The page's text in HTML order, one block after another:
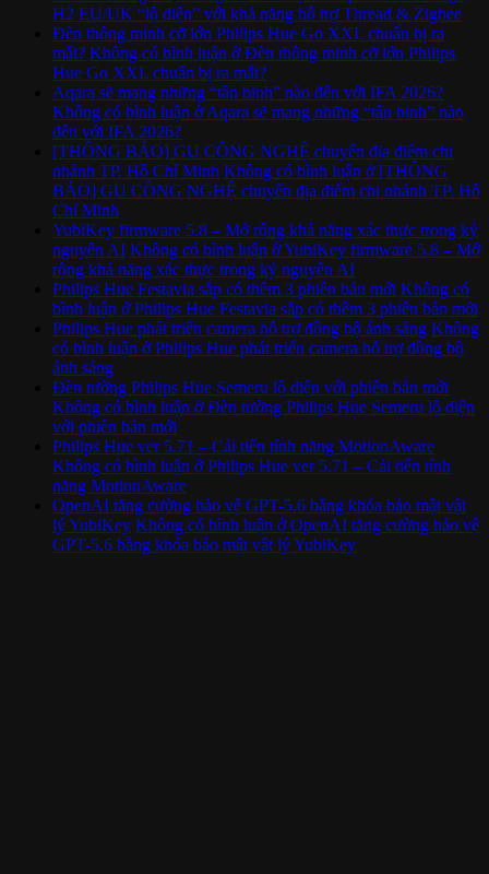
H2 EU/UK “lộ diện” với khả năng hỗ trợ Thread & Zigbee
Đèn thông minh cỡ lớn Philips Hue Go XXL chuẩn bị ra
mắt? Không có bình luận ở Đèn thông minh cỡ lớn Philips
Hue Go XXL chuẩn bị ra mắt?
Aqara sẽ mang những “tân binh” nào đến với IFA 2026?
Không có bình luận ở Aqara sẽ mang những “tân binh” nào
đến với IFA 2026?
[THÔNG BÁO] GU CÔNG NGHỆ chuyển địa điểm chi
nhánh TP. Hồ Chí Minh Không có bình luận ở [THÔNG
BÁO] GU CÔNG NGHỆ chuyển địa điểm chi nhánh TP. Hồ
Chí Minh
YubiKey firmware 5.8 – Mở rộng khả năng xác thực trong kỷ
nguyên AI Không có bình luận ở YubiKey firmware 5.8 – Mở
rộng khả năng xác thực trong kỷ nguyên AI
Philips Hue Festavia sắp có thêm 3 phiên bản mới Không có
bình luận ở Philips Hue Festavia sắp có thêm 3 phiên bản mới
Philips Hue phát triển camera hỗ trợ đồng bộ ánh sáng Không
có bình luận ở Philips Hue phát triển camera hỗ trợ đồng bộ
ánh sáng
Đèn tường Philips Hue Semeru lộ diện với phiên bản mới
Không có bình luận ở Đèn tường Philips Hue Semeru lộ diện
với phiên bản mới
Philips Hue ver 5.71 – Cải tiến tính năng MotionAware
Không có bình luận ở Philips Hue ver 5.71 – Cải tiến tính
năng MotionAware
OpenAI tăng cường bảo vệ GPT-5.6 bằng khóa bảo mật vật
lý YubiKey Không có bình luận ở OpenAI tăng cường bảo vệ
GPT-5.6 bằng khóa bảo mật vật lý YubiKey